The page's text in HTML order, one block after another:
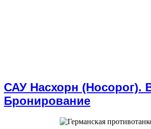
САУ Насхорн (Носорог).
Бронирование